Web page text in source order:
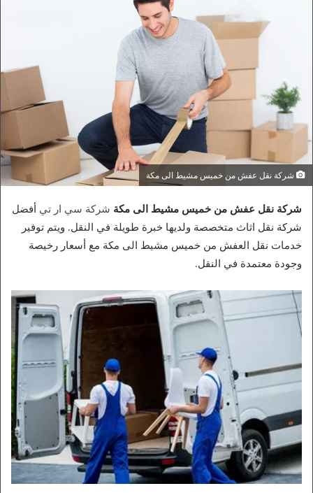
شركة نقل عفش من خميس مشيط الى مكة
شركة نقل عفش من خميس مشيط الى مكة شركة سي ار تي أفضل
شركة نقل اثاث متخصصة ولديها خبرة طويلة في النقل. ويتم توفير
خدمات نقل العفش من خميس مشيط الى مكة مع أسعار رخيصة
وجودة معتمدة في النقل.